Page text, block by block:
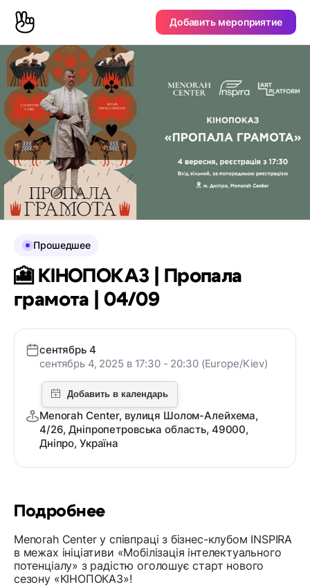
Добавить мероприятие
Подробнее
Menorah Center у співпраці з бізнес-клубом INSPIRA
в межах ініціативи «Мобілізація інтелектуального
потенціалу» з радістю оголошує старт нового
сезону «КІНОПОКАЗ»!
Прошедшее
🎦 КІНОПОКАЗ | Пропала
грамота | 04/09
сентябрь 4
сентябрь 4, 2025 в 17:30 - 20:30 (Europe/Kiev)
Menorah Center, вулиця Шолом-Алейхема,
4/26, Дніпропетровська область, 49000,
Дніпро, Україна